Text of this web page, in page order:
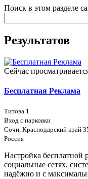
Поиск в этом разделе
Результатов
Сейчас
Бесплатная Реклама
Титова 1
Вход с парковки
Сочи, Краснодарский край
Россия
Настройка бесплатной
социальные сетях,
надёжно и с